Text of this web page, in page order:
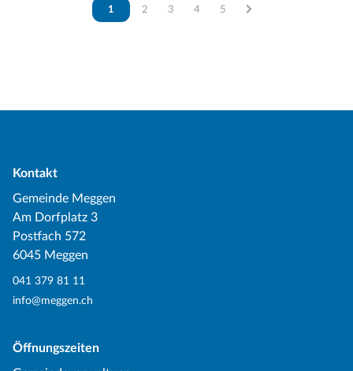
Vous êtes sur la page
1 Vous êtes sur la page
2 Vous êtes sur la page
3 Vous êtes sur la page
4 Vous êtes sur la page
5
Kontakt
Gemeinde Meggen
Am Dorfplatz 3
Postfach 572
6045 Meggen
041 379 81 11
info@meggen.ch
Öffnungszeiten